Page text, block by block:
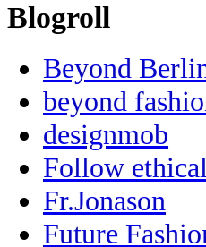
Blogroll
Beyond
beyond
designmob
Follow
Fr.Jonason
Future